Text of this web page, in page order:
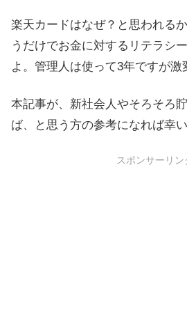
楽天カードはなぜ？と思われる
うだけでお金に対するリテラシ
よ。管理人は使って3年ですが激
本記事が、新社会人やそろそろ
ば、と思う方の参考になれば幸い
スポンサーリン